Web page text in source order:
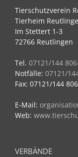
Tierschutzverein
Tierheim
Im Stettert 1-3
72766 Reutlingen
Tel. 07121/144
Notfälle: 07121/
Fax: 07121/144
E-Mail:
Web:
VERBÄNDE